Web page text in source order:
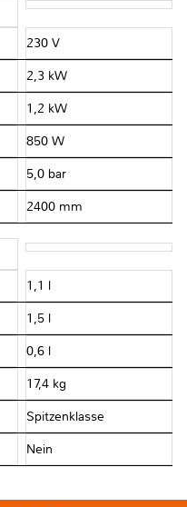
230 V
2,3 kW
1,2 kW
850 W
5,0 bar
2400 mm
1,1 l
1,5 l
0,6 l
17,4 kg
Spitzenklasse
Nein